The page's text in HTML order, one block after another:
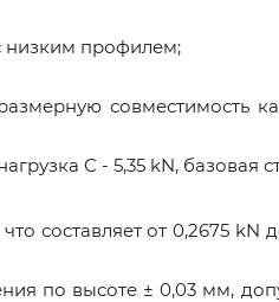
низким профилем;
совместимость
C - 5,35 kN, базовая
составляет от 0,2675 kN
по высоте ± 0,03 мм,